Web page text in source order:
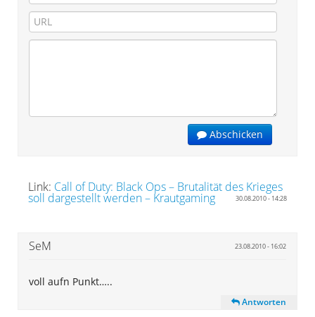
Abschicken
Link: Call of Duty: Black Ops – Brutalität des Krieges
soll dargestellt werden – Krautgaming 30.08.2010 - 14:28
SeM 23.08.2010 - 16:02
voll aufn Punkt…..
Antworten